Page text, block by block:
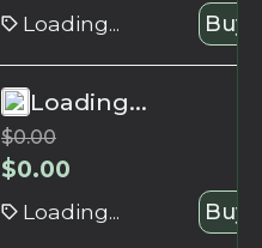
Loading... Buy
Loading...
$0.00
$0.00
Loading... Buy